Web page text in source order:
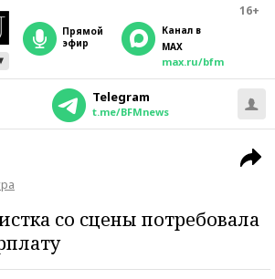
16+
прямой
эфир
Канал в
MAX
max.ru/bfm
Telegram
t.me/BFMnews
со сцены потребовала